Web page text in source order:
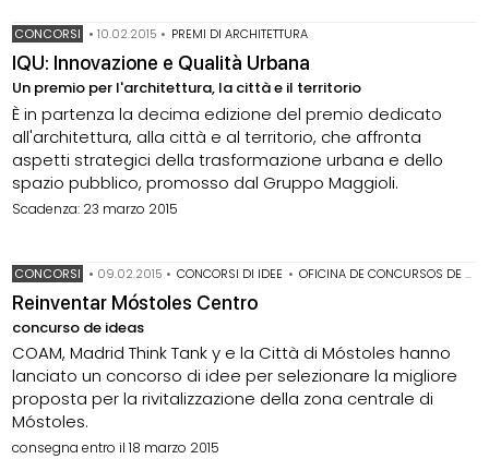
CONCORSI •10.02.2015 • PREMI DI ARCHITETTURA
IQU: Innovazione e Qualità Urbana
Un premio per l'architettura, la città e il territorio
È in partenza la decima edizione del premio dedicato
all'architettura, alla città e al territorio, che affronta
aspetti strategici della trasformazione urbana e dello
spazio pubblico, promosso dal Gruppo Maggioli.
Scadenza: 23 marzo 2015
CONCORSI • 09.02.2015 • CONCORSI DI IDEE • OFICINA DE CONCURSOS DE ARQUITECTURA DE MADRID
Reinventar Móstoles Centro
concurso de ideas
COAM, Madrid Think Tank y e la Città di Móstoles hanno
lanciato un concorso di idee per selezionare la migliore
proposta per la rivitalizzazione della zona centrale di
Móstoles.
consegna entro il 18 marzo 2015